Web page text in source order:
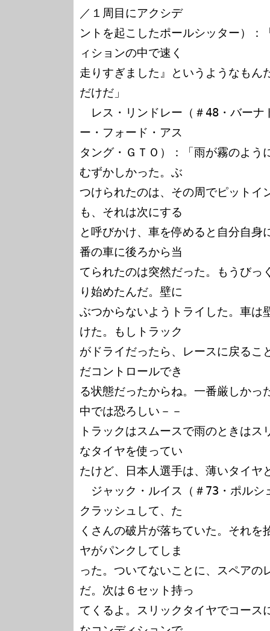
／１周目にアクシデ
ントを起こしたポールシッター）：
ィションの中で速く
走りすぎました』というようなもん
だけだ」
レス・リンドレー（＃48・バーナ
ー・フォード・アス
タング・ＧＴＯ）：「雨が霧のよう
むずかしかった。ぶ
つけられたのは、その周でピットイ
も、それは次にする
と呼びかけ、車を停めると自分自身
番の車に後ろから当
てられたのは突然だった。もうびっ
り始めたんだ。壁に
ぶつからないようトライした。車は
けた。もしトラック
がドライだったら、レースに戻るこ
だコントロールでき
る状態だったからね。一番厳しかっ
中では恐ろしい－－
トラックはスムースで雨のときは
なタイヤを使ってい
たけど、日本人選手は、薄いタイヤ
ジャック・ルイス（＃73・ポルシ
クラッシュして、た
くさんの破片が落ちていた。それを
ヤがパンクしてしま
った。ついてないことに、スペアの
だ。次は６セット持っ
てくるよ。スリックタイヤでコース